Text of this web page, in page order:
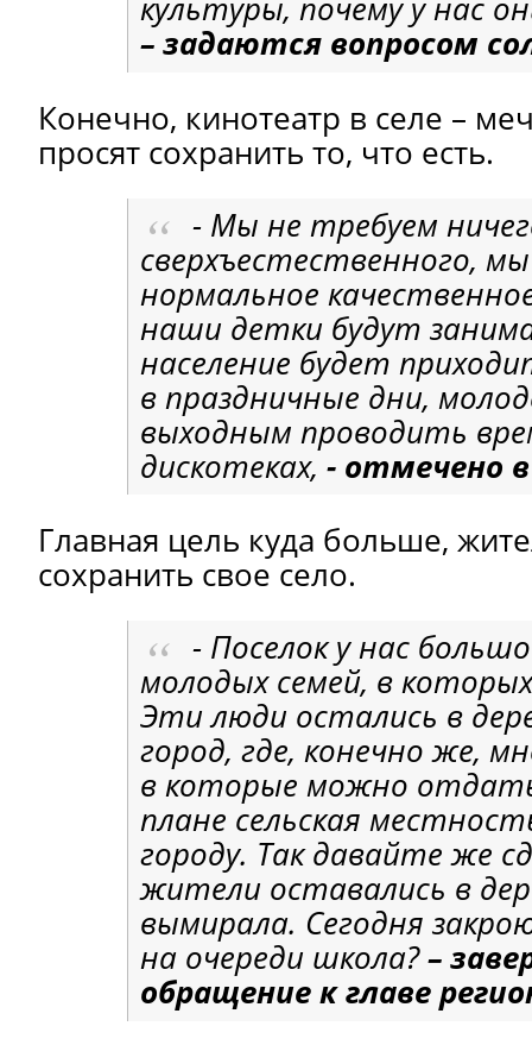
– задаются вопросом
Конечно, кинотеатр в селе –
просят сохранить то, что есть.
- Мы не требуем
сверхъестественного,
нормальное
наши детки будут
население будет
в праздничные дни,
выходным проводить
дискотеках, - отмечено
Главная цель куда больше,
сохранить свое село.
- Поселок у нас
молодых семей, в
Эти люди остались в
город, где, конечно же,
в которые можно
плане сельская
городу. Так давайте же
жители оставались в
вымирала. Сегодня
на очереди школа?–
обращение к главе